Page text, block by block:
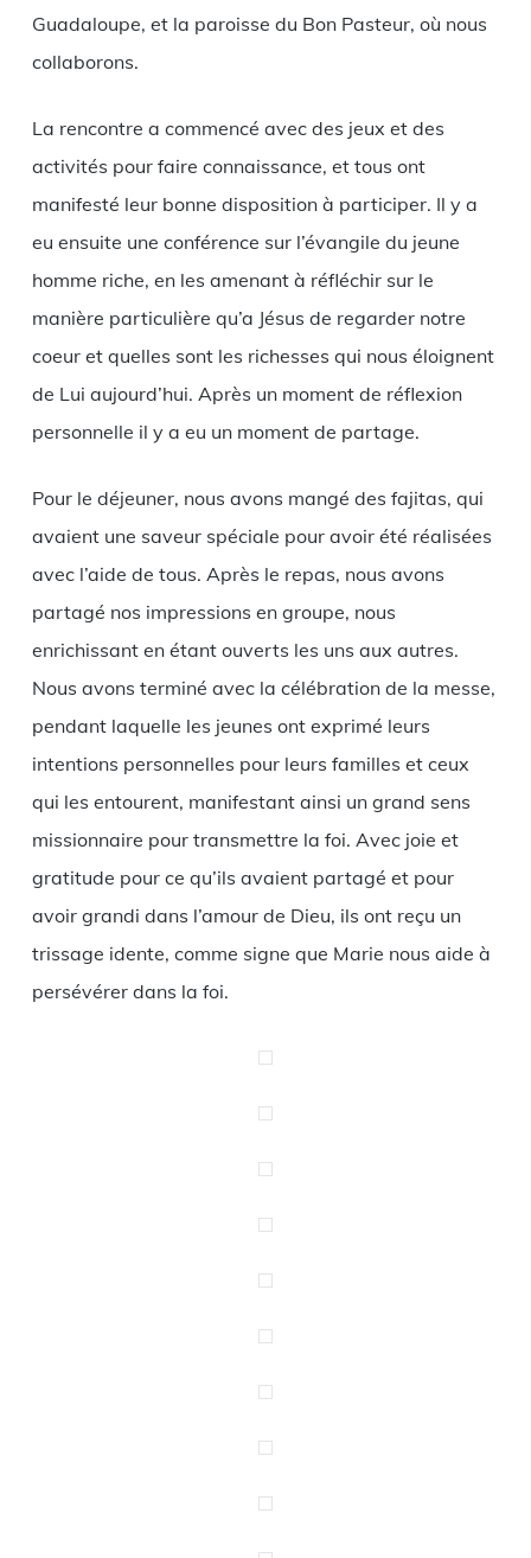
Guadaloupe, et la paroisse du Bon Pasteur, où nous
collaborons.
La rencontre a commencé avec des jeux et des
activités pour faire connaissance, et tous ont
manifesté leur bonne disposition à participer. Il y a
eu ensuite une conférence sur l’évangile du jeune
homme riche, en les amenant à réfléchir sur le
manière particulière qu’a Jésus de regarder notre
coeur et quelles sont les richesses qui nous éloignent
de Lui aujourd’hui. Après un moment de réflexion
personnelle il y a eu un moment de partage.
Pour le déjeuner, nous avons mangé des fajitas, qui
avaient une saveur spéciale pour avoir été réalisées
avec l’aide de tous. Après le repas, nous avons
partagé nos impressions en groupe, nous
enrichissant en étant ouverts les uns aux autres.
Nous avons terminé avec la célébration de la messe,
pendant laquelle les jeunes ont exprimé leurs
intentions personnelles pour leurs familles et ceux
qui les entourent, manifestant ainsi un grand sens
missionnaire pour transmettre la foi. Avec joie et
gratitude pour ce qu’ils avaient partagé et pour
avoir grandi dans l’amour de Dieu, ils ont reçu un
trissage idente, comme signe que Marie nous aide à
persévérer dans la foi.